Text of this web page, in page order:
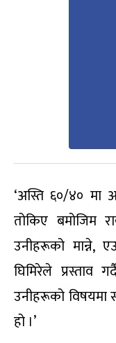
‘अस्ति ६०/४० मा
तोकिए बमोजिम
उनीहरूको मान्ने,
घिमिरेले प्रस्ताव
उनीहरूको विषयमा
हो ।’